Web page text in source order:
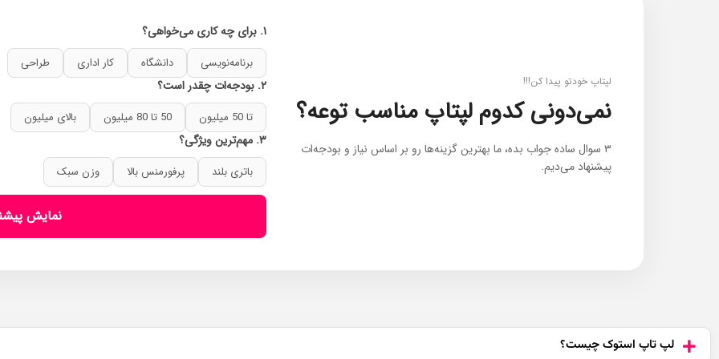
‌لپتاپ خودتو پیدا کن!!!
نمی‌دونی کدوم لپتاپ مناسب توعه؟
۳ سوال ساده جواب بده، ما بهترین گزینه‌ها رو بر اساس نیاز و بودجه‌ات
پیشنهاد می‌دیم.
۱. برای چه کاری می‌خواهی؟
برنامه‌نویسی دانشگاه کار اداری طراحی
۲. بودجه‌ات چقدر است؟
تا 50 میلیون 50 تا 80 میلیون بالای میلیون
۳. مهم‌ترین ویژگی؟
باتری بلند پرفورمنس بالا وزن سبک
نمایش
لپ تاپ استوک چیست؟